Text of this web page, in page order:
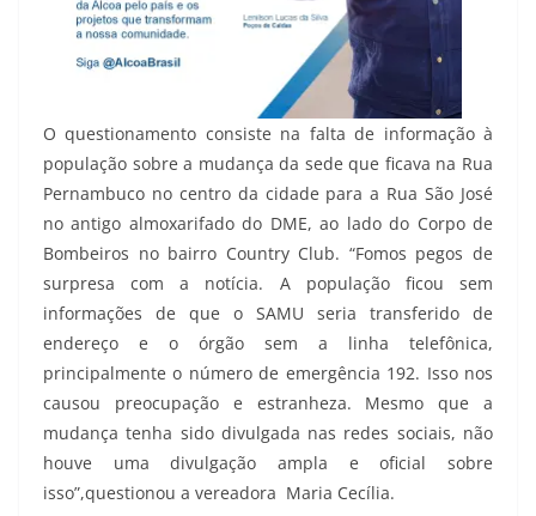
O questionamento consiste na falta de informação à
população sobre a mudança da sede que ficava na Rua
Pernambuco no centro da cidade para a Rua São José
no antigo almoxarifado do DME, ao lado do Corpo de
Bombeiros no bairro Country Club. “Fomos pegos de
surpresa com a notícia. A população ficou sem
informações de que o SAMU seria transferido de
endereço e o órgão sem a linha telefônica,
principalmente o número de emergência 192. Isso nos
causou preocupação e estranheza. Mesmo que a
mudança tenha sido divulgada nas redes sociais, não
houve uma divulgação ampla e oficial sobre
isso”,questionou a vereadora Maria Cecília.